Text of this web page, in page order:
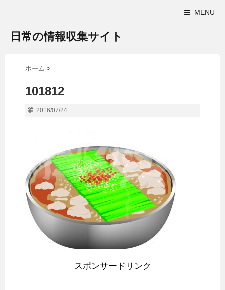
MENU
日常の情報収集サイト
ホーム >
101812
2016/07/24
スポンサードリンク